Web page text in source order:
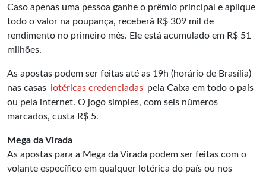
Caso apenas uma pessoa ganhe o prêmio principal e aplique
todo o valor na poupança, receberá R$ 309 mil de
rendimento no primeiro mês. Ele está acumulado em R$ 51
milhões.
As apostas podem ser feitas até as 19h (horário de Brasília)
nas casas
lotéricas credenciadas pela Caixa em todo o país
ou pela internet. O jogo simples, com seis números
marcados, custa R$ 5.
Mega da Virada
As apostas para a Mega da Virada podem ser feitas com o
volante específico em qualquer lotérica do país ou nos